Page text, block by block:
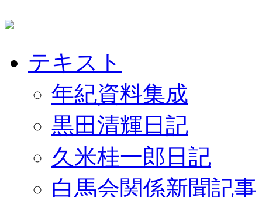
テキスト
年紀資料集成
黒田清輝日記
久米桂一郎日記
白馬会関係新聞記事